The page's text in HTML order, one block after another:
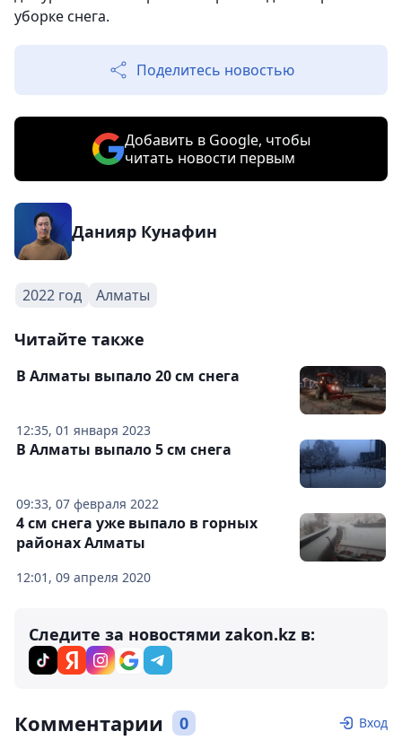
уборке снега.
Поделитесь новостью
Добавить в Google, чтобы
читать новости первым
Данияр Кунафин
2022 год Алматы
Читайте также
12:35, 01 января 2023
В Алматы выпало 20 см снега
09:33, 07 февраля 2022
В Алматы выпало 5 см снега
12:01, 09 апреля 2020
4 см снега уже выпало в горных
районах Алматы
Следите за новостями zakon.kz в:
Комментарии 0 Вход